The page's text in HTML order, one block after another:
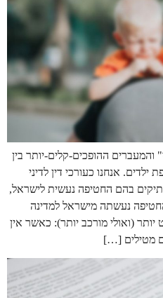
ההופכים-קלים-יותר בין
אנחנו כעורכי דין לדיני
בהם החטיפה נעשית לישראל,
נעשתה מישראל למדינה
(ואולי מורכב יותר): כאשר אין
מטילים […]